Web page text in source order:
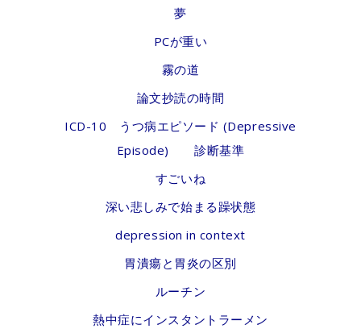
夢
PCが重い
霧の道
論文抄読の時間
ICD-10 うつ病エピソード (Depressive
Episode) 診断基準
すごいね
深い悲しみで始まる躁状態
depression in context
胃潰瘍と胃炎の区別
ルーチン
熱中症にインスタントラーメン